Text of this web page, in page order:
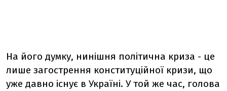
На його думку, нинішня політична криза - це
лише загострення конституційної кризи, що
уже давно існує в Україні. У той же час, голова